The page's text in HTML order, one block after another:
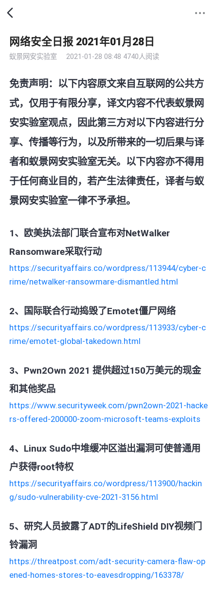
网络安全日报 2021年01月28日
蚁景网安实验室 2021-01-28 08:48 4740人阅读
免责声明：以下内容原文来自互联网的公共方
式，仅用于有限分享，译文内容不代表蚁景网
安实验室观点，因此第三方对以下内容进行分
享、传播等行为，以及所带来的一切后果与译
者和蚁景网安实验室无关。以下内容亦不得用
于任何商业目的，若产生法律责任，译者与蚁
景网安实验室一律不予承担。
1、欧美执法部门联合宣布对NetWalker
Ransomware采取行动
https://securityaffairs.co/wordpress/113944/cyber-c
rime/netwalker-ransowmare-dismantled.html
2、国际联合行动捣毁了Emotet僵尸网络
https://securityaffairs.co/wordpress/113933/cyber-c
rime/emotet-global-takedown.html
3、Pwn2Own 2021 提供超过150万美元的现金
和其他奖品
https://www.securityweek.com/pwn2own-2021-hacke
rs-offered-200000-zoom-microsoft-teams-exploits
4、Linux Sudo中堆缓冲区溢出漏洞可使普通用
户获得root特权
https://securityaffairs.co/wordpress/113900/hackin
g/sudo-vulnerability-cve-2021-3156.html
5、研究人员披露了ADT的LifeShield DIY视频门
铃漏洞
https://threatpost.com/adt-security-camera-flaw-op
ened-homes-stores-to-eavesdropping/163378/